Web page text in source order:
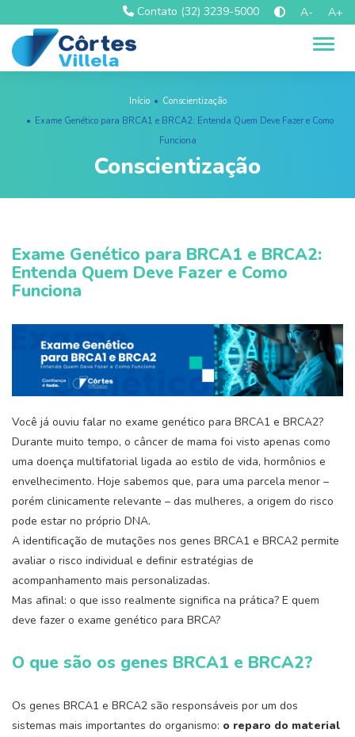
Contato (32) 3239-5000 A- A+
Início
Conscientização
Exame Genético para BRCA1 e BRCA2: Entenda Quem Deve Fazer e Como
Funciona
Conscientização
Exame Genético para BRCA1 e BRCA2:
Entenda Quem Deve Fazer e Como
Funciona
Você já ouviu falar no exame genético para BRCA1 e BRCA2?
Durante muito tempo, o câncer de mama foi visto apenas como
uma doença multifatorial ligada ao estilo de vida, hormônios e
envelhecimento. Hoje sabemos que, para uma parcela menor –
porém clinicamente relevante – das mulheres, a origem do risco
pode estar no próprio DNA.
A identificação de mutações nos genes BRCA1 e BRCA2 permite
avaliar o risco individual e definir estratégias de
acompanhamento mais personalizadas.
Mas afinal: o que isso realmente significa na prática? E quem
deve fazer o exame genético para BRCA?
O que são os genes BRCA1 e BRCA2?
Os genes BRCA1 e BRCA2 são responsáveis por um dos
sistemas mais importantes do organismo: o reparo do material